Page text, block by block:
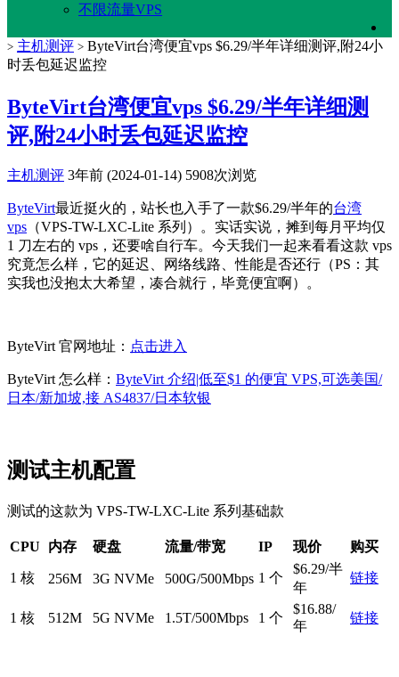
不限流量VPS
> 主机测评 > ByteVirt台湾便宜vps $6.29/半年详细测评,附24小
时丢包延迟监控
ByteVirt台湾便宜vps $6.29/半年详细测
评,附24小时丢包延迟监控
主机测评 3年前 (2024-01-14) 5908次浏览
ByteVirt最近挺火的，站长也入手了一款$6.29/半年的台湾
vps （VPS-TW-LXC-Lite 系列）。实话实说，摊到每月平均仅
1 刀左右的 vps，还要啥自行车。今天我们一起来看看这款 vps
究竟怎么样，它的延迟、网络线路、性能是否还行（PS：其
实我也没抱太大希望，凑合就行，毕竟便宜啊）。
ByteVirt 官网地址： 点击进入
ByteVirt 怎么样： ByteVirt 介绍|低至$1 的便宜 VPS,可选美国/
日本/新加坡,接 AS4837/日本软银
测试主机配置
测试的这款为 VPS-TW-LXC-Lite 系列基础款
CPU 内存 硬盘 流量/带宽 IP 现价 购买
1 核 256M 3G NVMe 500G/500Mbps 1 个
$6.29/半
年
链接
1 核 512M 5G NVMe 1.5T/500Mbps 1 个
$16.88/
年
链接